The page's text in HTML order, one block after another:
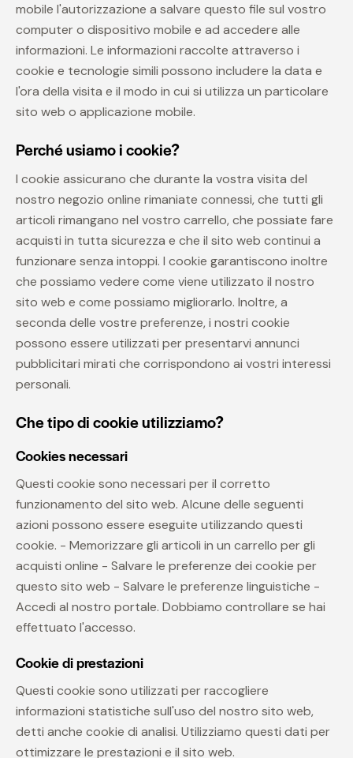
mobile l'autorizzazione a salvare questo file sul vostro
computer o dispositivo mobile e ad accedere alle
informazioni. Le informazioni raccolte attraverso i
cookie e tecnologie simili possono includere la data e
l'ora della visita e il modo in cui si utilizza un particolare
sito web o applicazione mobile.
Perché usiamo i cookie?
I cookie assicurano che durante la vostra visita del
nostro negozio online rimaniate connessi, che tutti gli
articoli rimangano nel vostro carrello, che possiate fare
acquisti in tutta sicurezza e che il sito web continui a
funzionare senza intoppi. I cookie garantiscono inoltre
che possiamo vedere come viene utilizzato il nostro
sito web e come possiamo migliorarlo. Inoltre, a
seconda delle vostre preferenze, i nostri cookie
possono essere utilizzati per presentarvi annunci
pubblicitari mirati che corrispondono ai vostri interessi
personali.
Che tipo di cookie utilizziamo?
Cookies necessari
Questi cookie sono necessari per il corretto
funzionamento del sito web. Alcune delle seguenti
azioni possono essere eseguite utilizzando questi
cookie. - Memorizzare gli articoli in un carrello per gli
acquisti online - Salvare le preferenze dei cookie per
questo sito web - Salvare le preferenze linguistiche -
Accedi al nostro portale. Dobbiamo controllare se hai
effettuato l'accesso.
Cookie di prestazioni
Questi cookie sono utilizzati per raccogliere
informazioni statistiche sull'uso del nostro sito web,
detti anche cookie di analisi. Utilizziamo questi dati per
ottimizzare le prestazioni e il sito web.